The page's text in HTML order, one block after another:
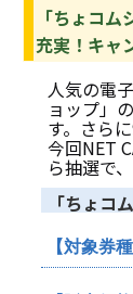
「ちょコ
充実！キャ
人気の電
ョップ」
す。さら
今回NET
ら抽選で
「ちょコ
【対象券種